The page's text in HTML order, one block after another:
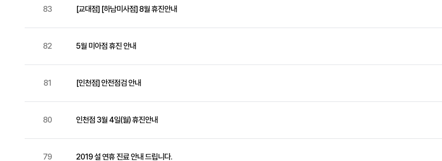
83 [교대점] [하남미사점] 8월 휴진안내
82 5월 미아점 휴진 안내
81 [인천점] 안전점검 안내
80 인천점 3월 4일(월) 휴진안내
79 2019 설 연휴 진료 안내 드립니다.